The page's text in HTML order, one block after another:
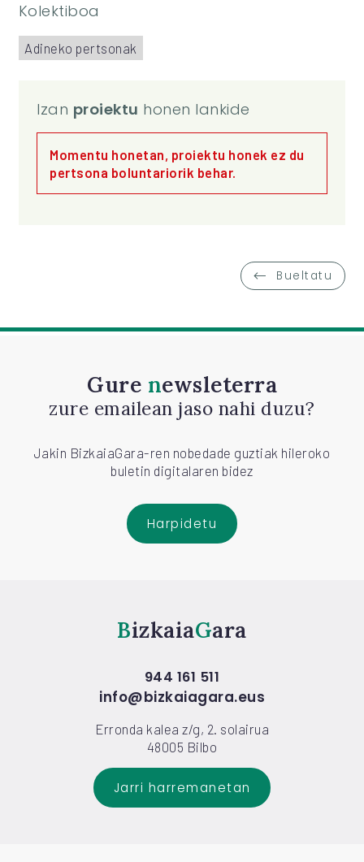
Kolektiboa
Adineko pertsonak
Izan proiektu honen lankide
Momentu honetan, proiektu honek ez du
pertsona boluntariorik behar.
Bueltatu
Gure newsleterra
zure emailean jaso nahi duzu?
Jakin BizkaiaGara-ren nobedade guztiak hileroko
buletin digitalaren bidez
Harpidetu
Bizkaia Gara
944 161 511
info@bizkaiagara.eus
Erronda kalea z/g, 2. solairua
48005 Bilbo
Jarri harremanetan